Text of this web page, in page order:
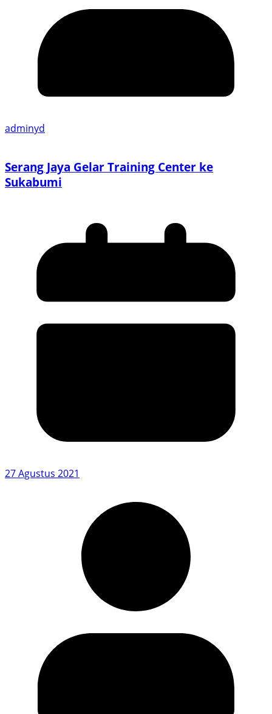
adminyd
Serang Jaya Gelar Training Center ke
Sukabumi
27 Agustus 2021